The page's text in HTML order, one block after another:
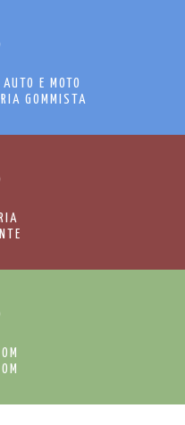
E MOTO
GOMMISTA